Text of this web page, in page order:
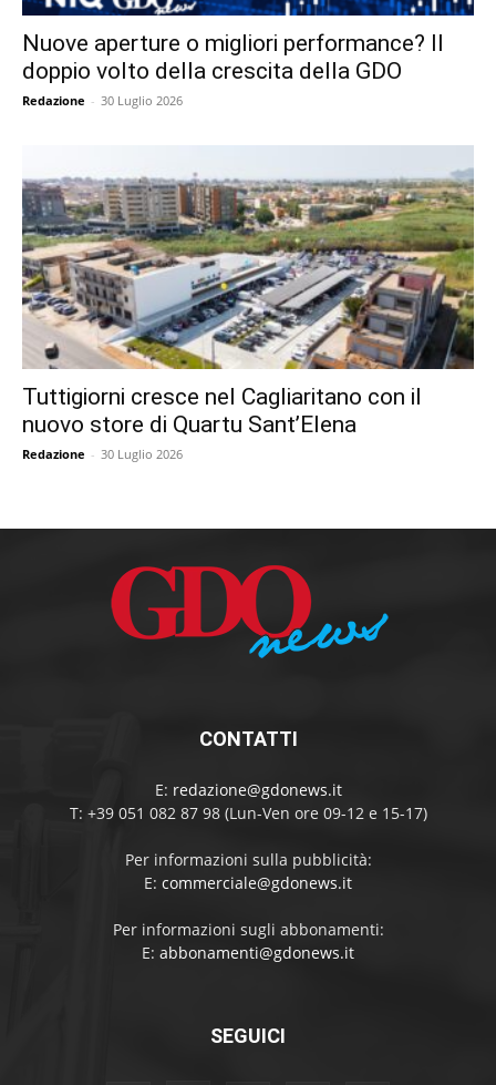
Nuove aperture o migliori performance? Il
doppio volto della crescita della GDO
Redazione - 30 Luglio 2026
Tuttigiorni cresce nel Cagliaritano con il
nuovo store di Quartu Sant’Elena
Redazione - 30 Luglio 2026
CONTATTI
E: redazione@gdonews.it
T: +39 051 082 87 98 (Lun-Ven ore 09-12 e 15-17)
Per informazioni sulla pubblicità:
E: commerciale@gdonews.it
Per informazioni sugli abbonamenti:
E: abbonamenti@gdonews.it
SEGUICI